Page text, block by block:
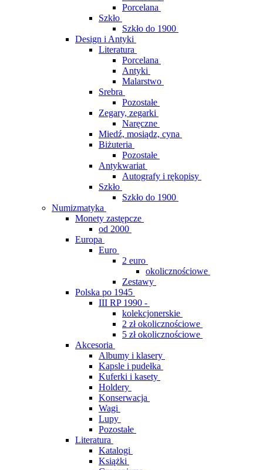
Porcelana
Szkło
Szkło do 1900
Design i Antyki
Literatura
Porcelana
Antyki
Malarstwo
Srebra
Pozostałe
Zegary, zegarki
Naręczne
Miedź, mosiądz, cyna
Biżuteria
Pozostałe
Antykwariat
Autografy i rękopisy
Szkło
Szkło do 1900
Numizmatyka
Monety zastępcze
od 2000
Europa
Euro
2 euro
okolicznościowe
Zestawy
Polska po 1945
III RP 1990 -
kolekcjonerskie
2 zł okolicznościowe
5 zł okolicznościowe
Akcesoria
Albumy i klasery
Kapsle i pudełka
Kuferki i kasety
Holdery
Konserwacja
Wagi
Lupy
Pozostałe
Literatura
Katalogi
Książki